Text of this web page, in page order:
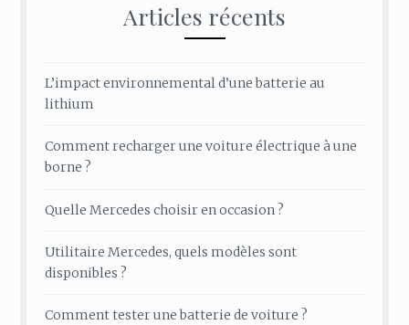
Articles récents
L’impact environnemental d’une batterie au
lithium
Comment recharger une voiture électrique à une
borne ?
Quelle Mercedes choisir en occasion ?
Utilitaire Mercedes, quels modèles sont
disponibles ?
Comment tester une batterie de voiture ?